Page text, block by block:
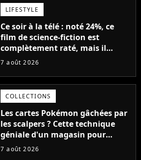
LIFESTYLE
Ce soir à la télé : noté 24%, ce
film de science-fiction est
complètement raté, mais il
aurait pu être encore pire à
7 août 2026
COLLECTIONS
Les cartes Pokémon gâchées par
les scalpers ? Cette technique
géniale d'un magasin pour
ruiner les revendeurs
7 août 2026